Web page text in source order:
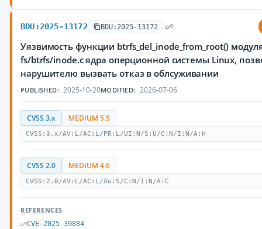
BDU:2025-13172 BDU:2025-13172
Уязвимость функции btrfs_del_inode_from_root()
fs/btrfs/inode.c ядра оперционной системы Linux,
нарушителю вызвать отказ в облсуживании
PUBLISHED: 2025-10-20MODIFIED: 2026-07-06
CVSS 3.x MEDIUM 5.5
CVSS:3.x/AV:L/AC:L/PR:L/UI:N/S:U/C:N/I:N/A:H
CVSS 2.0 MEDIUM 4.6
CVSS:2.0/AV:L/AC:L/Au:S/C:N/I:N/A:C
REFERENCES
CVE-2025-39884